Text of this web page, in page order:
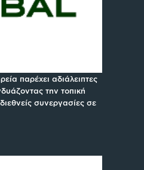
παρέχει αδιάλειπτες
την τοπική
συνεργασίες σε